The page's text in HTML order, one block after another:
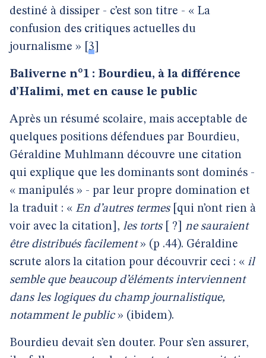
destiné à dissiper - c’est son titre - « La
confusion des critiques actuelles du
journalisme »
3
Baliverne n°1 : Bourdieu, à la différence
d’Halimi, met en cause le public
Après un résumé scolaire, mais acceptable de
quelques positions défendues par Bourdieu,
Géraldine Muhlmann découvre une citation
qui explique que les dominants sont dominés -
« manipulés » - par leur propre domination et
la traduit : « En d’autres termes[qui n’ont rien à
voir avec la citation], les torts[ ?] ne sauraient
être distribués facilement» (p .44). Géraldine
scrute alors la citation pour découvrir ceci : « il
semble que beaucoup d’éléments interviennent
dans les logiques du champ journalistique,
notamment le public» (ibidem).
Bourdieu devait s’en douter. Pour s’en assurer,